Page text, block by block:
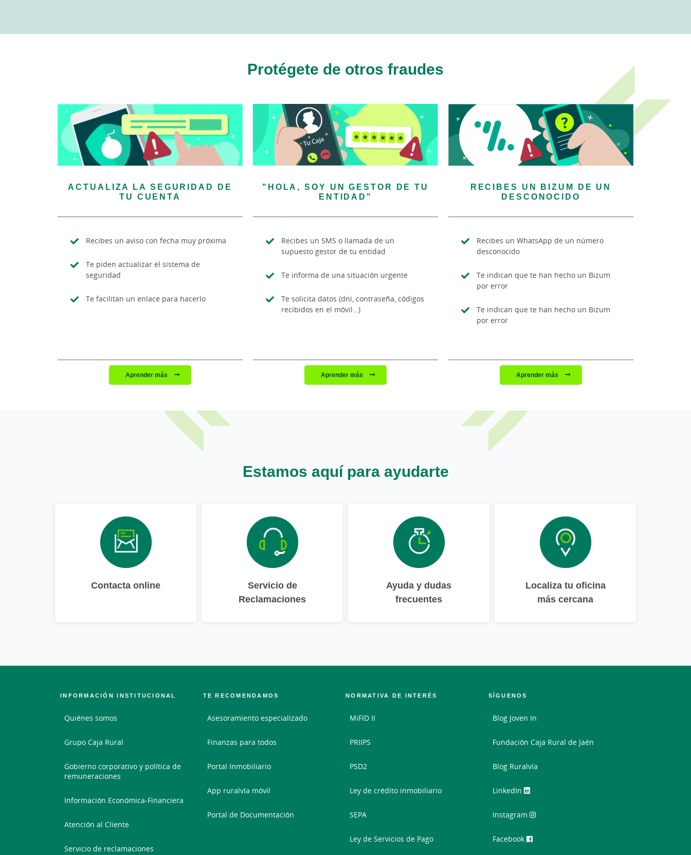
Protégete de otros fraudes
ACTUALIZA LA SEGURIDAD DE
TU CUENTA
Recibes un aviso con fecha muy próxima
Te piden actualizar el sistema de
seguridad
Te facilitan un enlace para hacerlo
Aprender más
"HOLA, SOY UN GESTOR DE TU
ENTIDAD"
Recibes un SMS o llamada de un
supuesto gestor de tu entidad
Te informa de una situación urgente
Te solicita datos (dni, contraseña, códigos
recibidos en el móvil…)
Aprender más
RECIBES UN BIZUM DE UN
DESCONOCIDO
Recibes un WhatsApp de un número
desconocido
Te indican que te han hecho un Bizum
por error
Te indican que te han hecho un Bizum
por error
Aprender más
Estamos aquí para ayudarte
Contacta online
Servicio de
Reclamaciones
Ayuda y dudas
frecuentes
Localiza tu oficina
más cercana
INFORMACIÓN INSTITUCIONAL
Quiénes somos
Grupo Caja Rural
Gobierno corporativo y política de
remuneraciones
Información Económica-Financiera
Atención al Cliente
Servicio de reclamaciones
TE RECOMENDAMOS
Asesoramiento especializado
Finanzas para todos
Portal Inmobiliario
App ruralvía móvil
Portal de Documentación
NORMATIVA DE INTERÉS
MiFID II
PRIIPS
PSD2
Ley de crédito inmobiliario
SEPA
Ley de Servicios de Pago
SÍGUENOS
Blog Joven In
Fundación Caja Rural de Jaén
Blog Ruralvía
LinkedIn
Instagram
Facebook